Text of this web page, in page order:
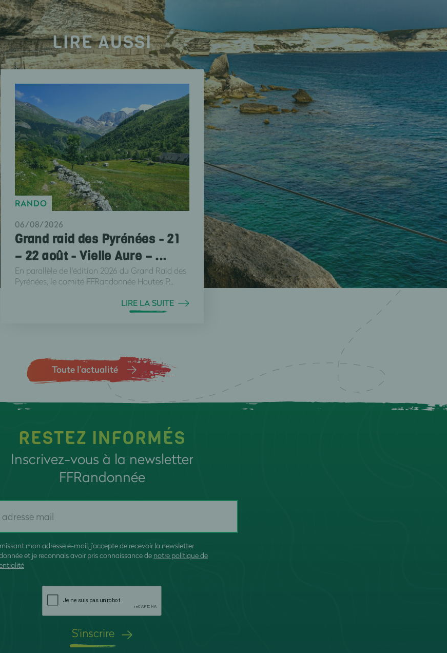
LIRE AUSSI
RANDO
06/08/2026
Grand raid des Pyrénées - 21
– 22 août - Vielle Aure – ...
En parallèle de l'édition 2026 du Grand Raid des
Pyrénées, le comité FFRandonnée Hautes P...
LIRE LA SUITE
Toute l’actualité
RESTEZ INFORMÉS
Inscrivez-vous à la newsletter
FFRandonnée
mon adresse e-mail, j'accepte de recevoir la newsletter
et je reconnais avoir pris connaissance de notre politique de
S'inscrire